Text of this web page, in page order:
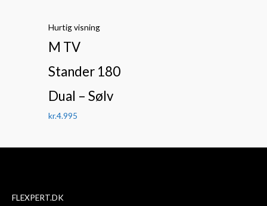
Hurtig visning
M TV
Stander 180
Dual – Sølv
kr.4.995
FLEXPERT.DK